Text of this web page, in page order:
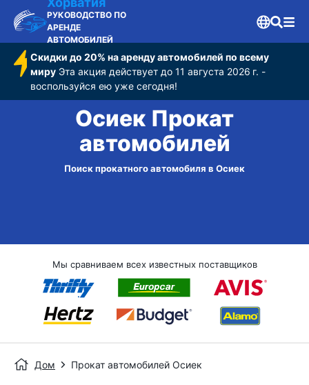
РУКОВОДСТВО ПО
АРЕНДЕ
АВТОМОБИЛЕЙ
Скидки до 20% на аренду автомобилей по всему
мируЭта акция действует до 11 августа 2026 г. -
воспользуйся ею уже сегодня!
Осиек Прокат
автомобилей
Поиск прокатного автомобиля в Осиек
Мы сравниваем всех известных поставщиков
Дом Прокат автомобилей Осиек